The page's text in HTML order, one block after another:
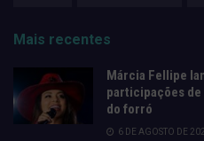
Mais recentes
Márcia Fellipe
participações
do forró
6 DE AGOSTO DE